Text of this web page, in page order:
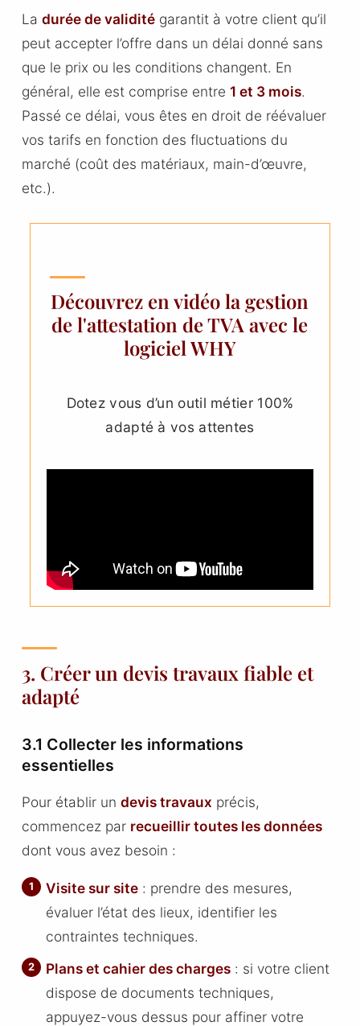
La durée de validitégarantit à votre client qu’il
peut accepter l’offre dans un délai donné sans
que le prix ou les conditions changent. En
général, elle est comprise entre 1 et 3 mois.
Passé ce délai, vous êtes en droit de réévaluer
vos tarifs en fonction des fluctuations du
marché (coût des matériaux, main-d’œuvre,
etc.).
Découvrez en vidéo la gestion
de l'attestation de TVA avec le
logiciel WHY
Dotez vous d’un outil métier 100%
adapté à vos attentes
3. Créer un devis travaux fiable et
adapté
3.1 Collecter les informations
essentielles
Pour établir un devis travaux précis,
commencez par recueillir toutes les données
dont vous avez besoin :
Visite sur site : prendre des mesures,
évaluer l’état des lieux, identifier les
contraintes techniques.
Plans et cahier des charges : si votre client
dispose de documents techniques,
appuyez-vous dessus pour affiner votre